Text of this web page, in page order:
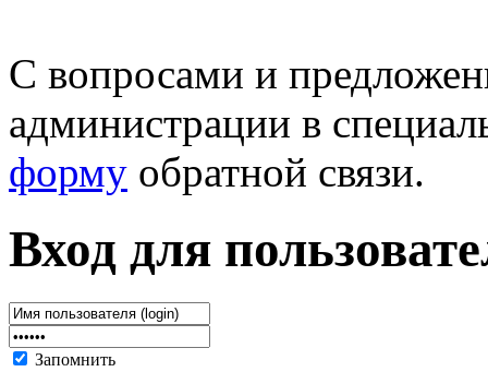
С вопросами и
администрации в
форму обратной связи.
Вход для
Запомнить